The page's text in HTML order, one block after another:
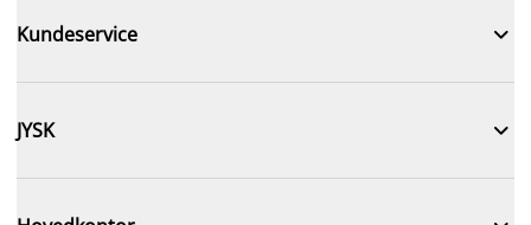
Kundeservice 
JYSK 